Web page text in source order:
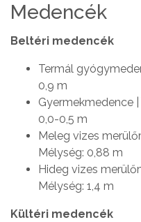
Medencék
Beltéri medencék
Termál
0,9 m
Gyermekmedence |
0,0-0,5 m
Meleg vizes
Mélység: 0,88 m
Hideg vizes
Mélység: 1,4 m
Kültéri medencék